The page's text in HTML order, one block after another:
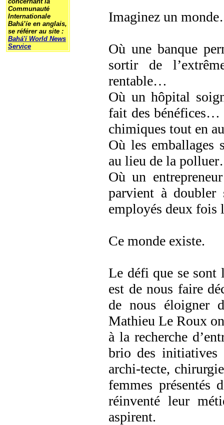
Communauté
Internationale
Bahá’íe en anglais,
se référer au site :
Bahá'í World News
Service
Imaginez un
Où une banque
sortir de
rentable…
Où un hôpital
fait des bénéfices…
chimiques tout en
Où les emballages
au lieu de la
Où un
parvient à doubler
employés deux
Ce monde existe.
Le défi que se sont
est de nous faire
de nous éloigner
Mathieu Le Roux
à la recherche
brio des initiatives
archi-tecte,
femmes présentés
réinventé leur
aspirent.